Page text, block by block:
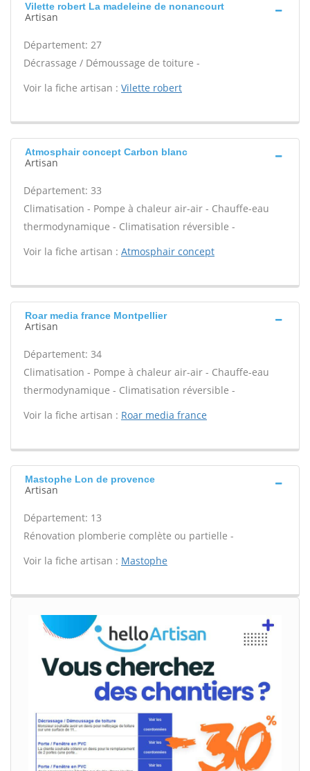
Vilette robert La madeleine de nonancourt
Artisan
Département: 27
Décrassage / Démoussage de toiture -
Voir la fiche artisan : Vilette robert
Atmosphair concept Carbon blanc
Artisan
Département: 33
Climatisation - Pompe à chaleur air-air - Chauffe-eau
thermodynamique - Climatisation réversible -
Voir la fiche artisan : Atmosphair concept
Roar media france Montpellier
Artisan
Département: 34
Climatisation - Pompe à chaleur air-air - Chauffe-eau
thermodynamique - Climatisation réversible -
Voir la fiche artisan : Roar media france
Mastophe Lon de provence
Artisan
Département: 13
Rénovation plomberie complète ou partielle -
Voir la fiche artisan : Mastophe